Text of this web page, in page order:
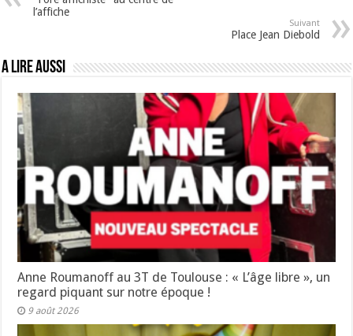
l’affiche
Suivant
Place Jean Diebold
A lire aussi
Anne Roumanoff au 3T de Toulouse : « L’âge libre », un
regard piquant sur notre époque !
9 août 2026